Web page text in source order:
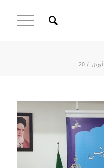
آوریل /
20